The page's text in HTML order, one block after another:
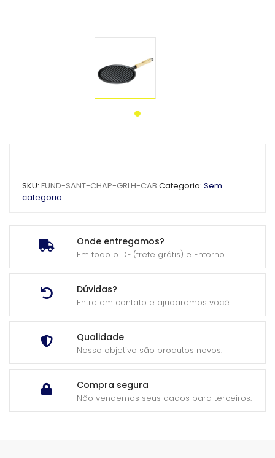
Onde entregamos?
Em todo o DF (frete grátis) e Entorno.
Dúvidas?
Entre em contato e ajudaremos você.
Qualidade
Nosso objetivo são produtos novos.
Compra segura
Não vendemos seus dados para terceiros.
SKU: FUND-SANT-CHAP-GRLH-CAB Categoria: Sem
categoria